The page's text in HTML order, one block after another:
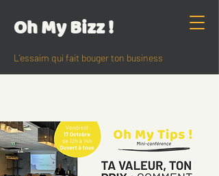
Oh My Bizz !
L'essaim qui fait bouger ton business